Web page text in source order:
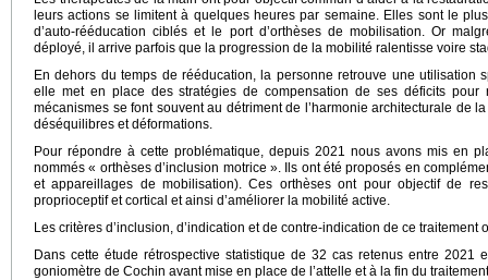
leurs actions se limitent à quelques heures par semaine. Elles sont le
d’auto-rééducation ciblés et le port d’orthèses de mobilisation. Or
déployé, il arrive parfois que la progression de la mobilité ralentisse voire
En dehors du temps de rééducation, la personne retrouve une utilisation
elle met en place des stratégies de compensation de ses déficits pour
mécanismes se font souvent au détriment de l’harmonie architecturale de
déséquilibres et déformations.
Pour répondre à cette problématique, depuis 2021 nous avons mis en
nommés « orthèses d’inclusion motrice ». Ils ont été proposés en
et appareillages de mobilisation). Ces orthèses ont pour objectif de
proprioceptif et cortical et ainsi d’améliorer la mobilité active.
Les critères d’inclusion, d’indication et de contre-indication de ce traitement
Dans cette étude rétrospective statistique de 32 cas retenus entre 2021
goniomètre de Cochin avant mise en place de l’attelle et à la fin du